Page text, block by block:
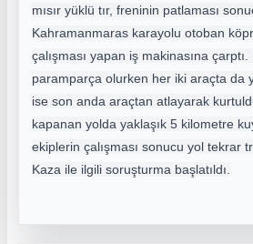
mısır yüklü tır, freninin patlaması
Kahramanmaras karayolu otoban
çalışması yapan iş makinasına çarptı.
paramparça olurken her iki araçta da
ise son anda araçtan atlayarak
kapanan yolda yaklaşık 5 kilometre
ekiplerin çalışması sonucu yol tekrar
Kaza ile ilgili soruşturma başlatıldı.